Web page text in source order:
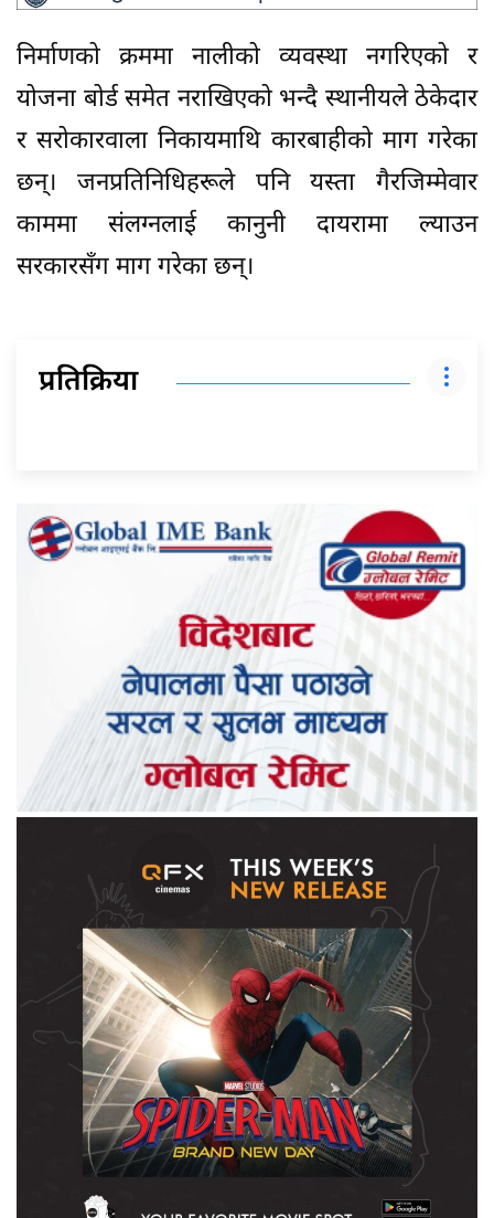
निर्माणको क्रममा नालीको व्यवस्था नगरिएको र
योजना बोर्ड समेत नराखिएको भन्दै स्थानीयले ठेकेदार
र सरोकारवाला निकायमाथि कारबाहीको माग गरेका
छन्। जनप्रतिनिधिहरूले पनि यस्ता गैरजिम्मेवार
काममा संलग्नलाई कानुनी दायरामा ल्याउन
सरकारसँग माग गरेका छन्।
प्रतिक्रिया